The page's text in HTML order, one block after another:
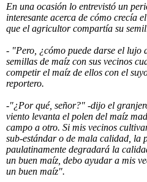
En una ocasión lo entrevistó un
interesante acerca de cómo crecía
que el agricultor compartía su
- "Pero, ¿cómo puede darse el lujo
semillas de maíz con sus vecinos
competir el maíz de ellos con el
reportero.
-"¿Por qué, señor?" -dijo el
viento levanta el polen del maíz
campo a otro. Si mis vecinos
sub-estándar o de mala calidad, la
paulatinamente degradará la
un buen maíz, debo ayudar a mis
un buen maíz".